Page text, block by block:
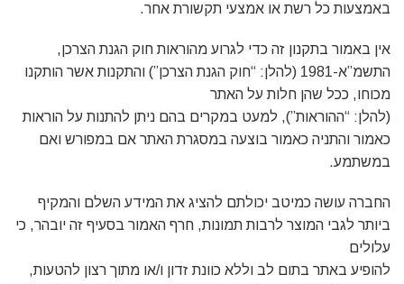
באמצעות כל רשת או אמצעי תקשורת אחר.
אין באמור בתקנון זה כדי לגרוע מהוראות חוק הגנת הצרכן,
התשמ”א-1981 (להלן: “חוק הגנת הצרכן”) והתקנות אשר הותקנו
מכוחו, ככל שהן חלות על האתר
(להלן: “ההוראות”), למעט במקרים בהם ניתן להתנות על הוראות
כאמור והתניה כאמור בוצעה במסגרת האתר אם במפורש ואם
במשתמע.
החברה עושה כמיטב יכולתם להציג את המידע השלם והמקיף
ביותר לגבי המוצר לרבות תמונות, חרף האמור בסעיף זה יובהר, כי
עלולים
להופיע באתר בתום לב וללא כוונת זדון ו/או מתוך רצון להטעות,